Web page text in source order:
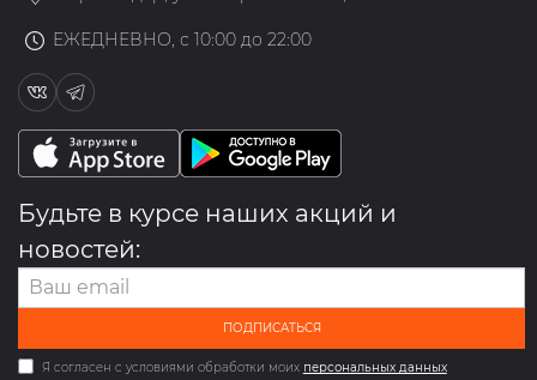
ЕЖЕДНЕВНО, с 10:00 до 22:00
Будьте в курсе наших акций и
новостей:
ПОДПИСАТЬСЯ
Я согласен с условиями обработки моих персональных данных